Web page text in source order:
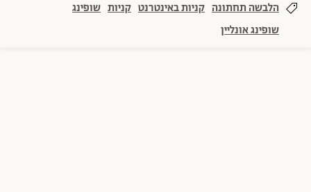
הלבשה תחתונה קניות באינטרנט קניות שופינג
שופינג אונליין